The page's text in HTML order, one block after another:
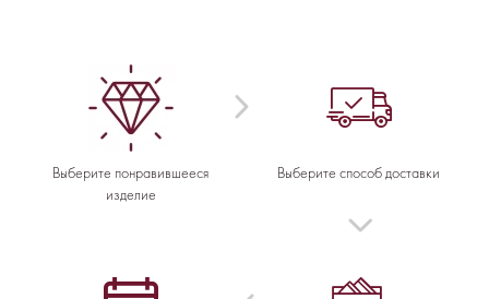
Выберите понравившееся
изделие
Выберите способ доставки